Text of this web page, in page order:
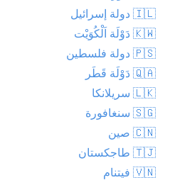
🇮🇱 دولة إسرائيل
🇰🇼 دَوْلَة اَلْكُوَيْت
🇵🇸 دولة فلسطين
🇶🇦 دَوْلَة قَطَر
🇱🇰 سريلانكا
🇸🇬 سنغافورة
🇨🇳 صين
🇹🇯 طاجكستان
🇻🇳 فيتنام